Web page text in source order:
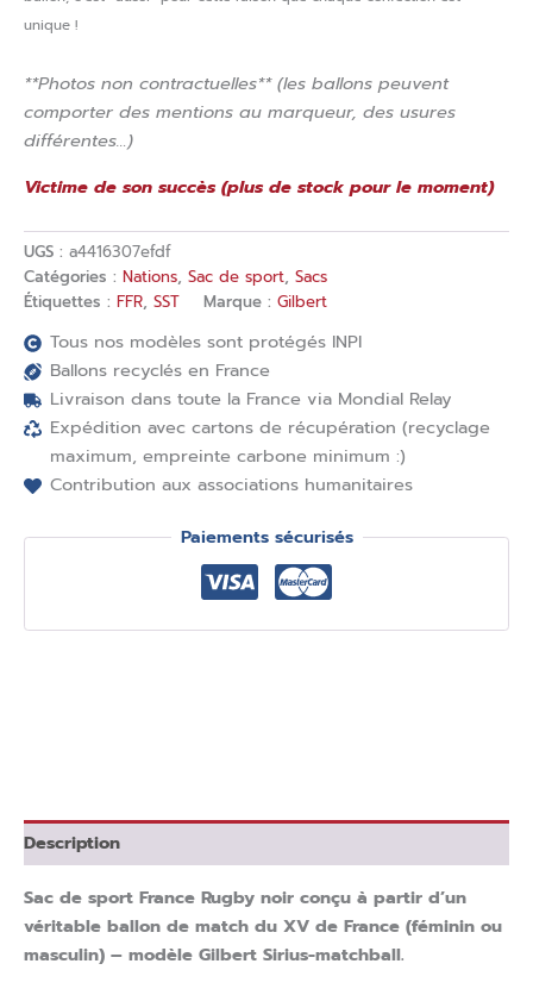
unique !
**Photos non contractuelles** (les ballons peuvent
comporter des mentions au marqueur, des usures
différentes…)
Victime de son succès (plus de stock pour le moment)
UGS : a4416307efdf
Catégories : Nations, Sac de sport, Sacs
Étiquettes : FFR, SST Marque : Gilbert
Tous nos modèles sont protégés INPI
Ballons recyclés en France
Livraison dans toute la France via Mondial Relay
Expédition avec cartons de récupération (recyclage
maximum, empreinte carbone minimum :)
Contribution aux associations humanitaires
Paiements sécurisés
Description
Sac de sport France Rugby noir conçu à partir d’un
véritable ballon de match du XV de France (féminin ou
masculin) – modèle Gilbert Sirius-matchball.